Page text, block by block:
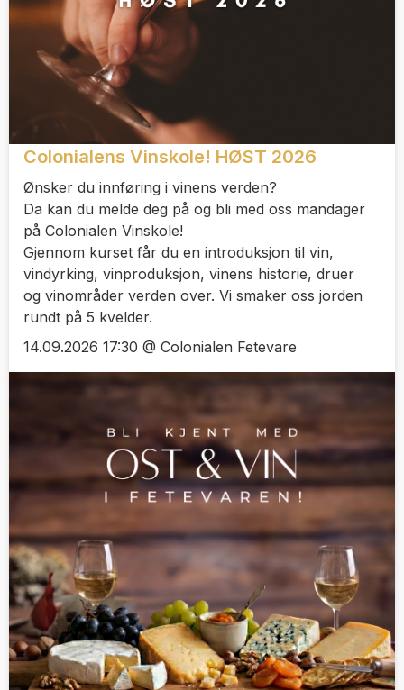
Colonialens Vinskole! HØST 2026
Ønsker du innføring i vinens verden?
Da kan du melde deg på og bli med oss mandager
på Colonialen Vinskole!
Gjennom kurset får du en introduksjon til vin,
vindyrking, vinproduksjon, vinens historie, druer
og vinområder verden over. Vi smaker oss jorden
rundt på 5 kvelder.
14.09.2026 17:30 @ Colonialen Fetevare